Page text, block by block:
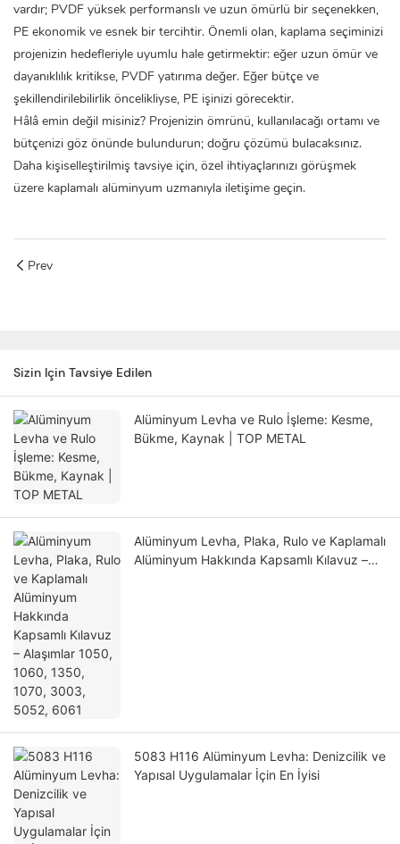
vardır; PVDF yüksek performanslı ve uzun ömürlü bir seçenekken,
PE ekonomik ve esnek bir tercihtir. Önemli olan, kaplama seçiminizi
projenizin hedefleriyle uyumlu hale getirmektir: eğer uzun ömür ve
dayanıklılık kritikse, PVDF yatırıma değer. Eğer bütçe ve
şekillendirilebilirlik öncelikliyse, PE işinizi görecektir.
Hâlâ emin değil misiniz? Projenizin ömrünü, kullanılacağı ortamı ve
bütçenizi göz önünde bulundurun; doğru çözümü bulacaksınız.
Daha kişiselleştirilmiş tavsiye için, özel ihtiyaçlarınızı görüşmek
üzere kaplamalı alüminyum uzmanıyla iletişime geçin.
Prev
Sizin Için Tavsiye Edilen
Alüminyum Levha ve Rulo İşleme: Kesme,
Bükme, Kaynak | TOP METAL
Alüminyum Levha, Plaka, Rulo ve Kaplamalı
Alüminyum Hakkında Kapsamlı Kılavuz –
5083 H116 Alüminyum Levha: Denizcilik ve
Yapısal Uygulamalar İçin En İyisi